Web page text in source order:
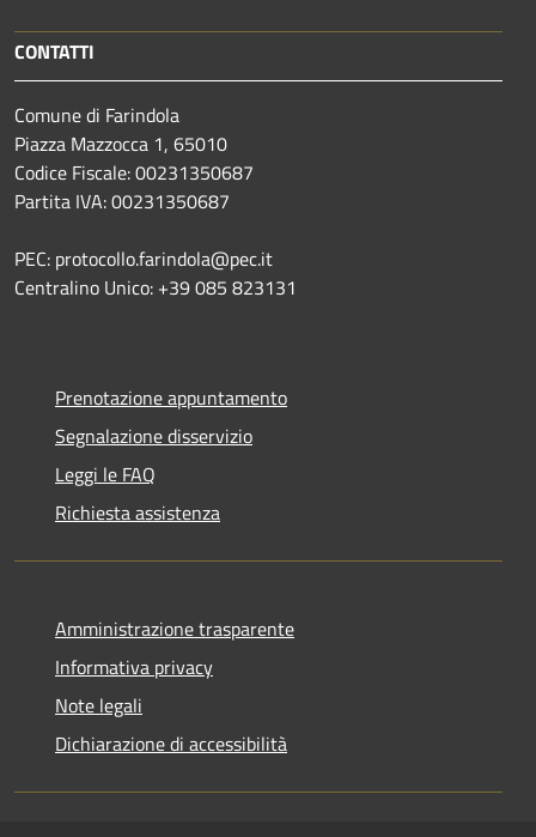
CONTATTI
Comune di Farindola
Piazza Mazzocca 1, 65010
Codice Fiscale: 00231350687
Partita IVA: 00231350687
PEC: protocollo.farindola@pec.it
Centralino Unico: +39 085 823131
Prenotazione appuntamento
Segnalazione disservizio
Leggi le FAQ
Richiesta assistenza
Amministrazione trasparente
Informativa privacy
Note legali
Dichiarazione di accessibilità